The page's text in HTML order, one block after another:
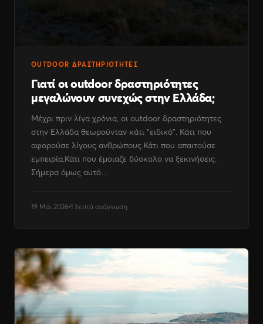
OUTDOOR ΔΡΑΣΤΗΡΙΌΤΗΤΕΣ
Γιατί οι outdoor δραστηριότητες
μεγαλώνουν συνεχώς στην Ελλάδα;
Μέχρι πριν λίγα χρόνια, οι outdoor δραστηριότητες
στην Ελλάδα θεωρούνταν κάτι “ειδικό”. Κάτι που
αφορούσε λίγους ανθρώπους.Κάτι που απαιτούσε
εμπειρία.Κάτι που έμοιαζε δύσκολο να ξεκινήσεις.
Σήμερα όμως αυτό…
19 Μάι 2026 1 λεπτά ανάγνωση